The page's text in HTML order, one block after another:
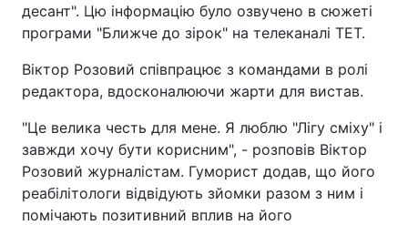
десант". Цю інформацію було озвучено в сюжеті
програми "Ближче до зірок" на телеканалі ТЕТ.
Віктор Розовий співпрацює з командами в ролі
редактора, вдосконалюючи жарти для вистав.
"Це велика честь для мене. Я люблю "Лігу cміху" і
завжди хочу бути корисним", - розповів Віктор
Розовий журналістам. Гуморист додав, що його
реабілітологи відвідують зйомки разом з ним і
помічають позитивний вплив на його